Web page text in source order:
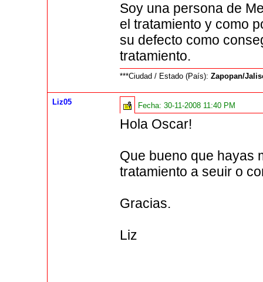
Soy una persona de
el tratamiento y como
su defecto como
tratamiento.
***Ciudad / Estado (País):Zapopan/
Liz05 Fecha:30-11-2008 11:40 PM
Hola Oscar!
Que bueno que hayas
tratamiento a seuir o
Gracias.
Liz